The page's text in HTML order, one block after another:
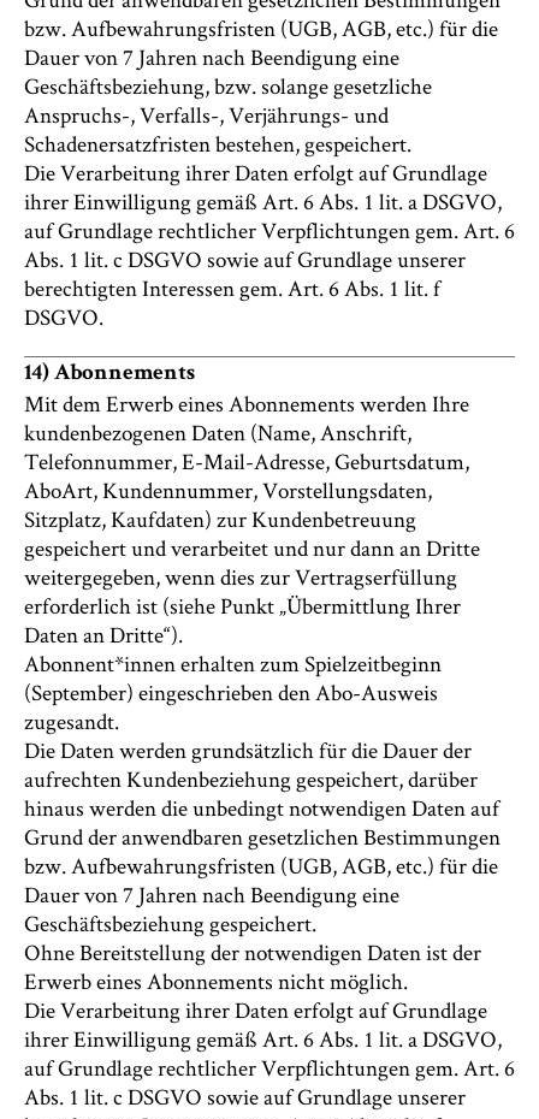
bzw. Aufbewahrungsfristen (UGB, AGB, etc.) für die
Dauer von 7 Jahren nach Beendigung eine
Geschäftsbeziehung, bzw. solange gesetzliche
Anspruchs-, Verfalls-, Verjährungs- und
Schadenersatzfristen bestehen, gespeichert.
Die Verarbeitung ihrer Daten erfolgt auf Grundlage
ihrer Einwilligung gemäß Art. 6 Abs. 1 lit. a DSGVO,
auf Grundlage rechtlicher Verpflichtungen gem. Art. 6
Abs. 1 lit. c DSGVO sowie auf Grundlage unserer
berechtigten Interessen gem. Art. 6 Abs. 1 lit. f
DSGVO.
14) Abonnements
Mit dem Erwerb eines Abonnements werden Ihre
kundenbezogenen Daten (Name, Anschrift,
Telefonnummer, E-Mail-Adresse, Geburtsdatum,
AboArt, Kundennummer, Vorstellungsdaten,
Sitzplatz, Kaufdaten) zur Kundenbetreuung
gespeichert und verarbeitet und nur dann an Dritte
weitergegeben, wenn dies zur Vertragserfüllung
erforderlich ist (siehe Punkt „Übermittlung Ihrer
Daten an Dritte“).
Abonnent*innen erhalten zum Spielzeitbeginn
(September) eingeschrieben den Abo-Ausweis
zugesandt.
Die Daten werden grundsätzlich für die Dauer der
aufrechten Kundenbeziehung gespeichert, darüber
hinaus werden die unbedingt notwendigen Daten auf
Grund der anwendbaren gesetzlichen Bestimmungen
bzw. Aufbewahrungsfristen (UGB, AGB, etc.) für die
Dauer von 7 Jahren nach Beendigung eine
Geschäftsbeziehung gespeichert.
Ohne Bereitstellung der notwendigen Daten ist der
Erwerb eines Abonnements nicht möglich.
Die Verarbeitung ihrer Daten erfolgt auf Grundlage
ihrer Einwilligung gemäß Art. 6 Abs. 1 lit. a DSGVO,
auf Grundlage rechtlicher Verpflichtungen gem. Art. 6
Abs. 1 lit. c DSGVO sowie auf Grundlage unserer